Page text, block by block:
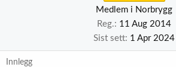
Medlem i Norbrygg
Reg.
11 Aug 2014
Sist sett 1 Apr 2024
Innlegg